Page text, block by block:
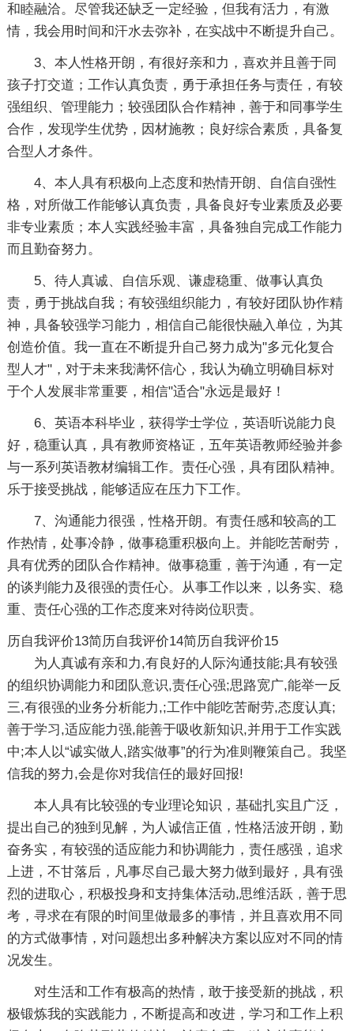
和睦融洽。尽管我还缺乏一定经验，但我有活力，有激
情，我会用时间和汗水去弥补，在实战中不断提升自己。
3、本人性格开朗，有很好亲和力，喜欢并且善于同
孩子打交道；工作认真负责，勇于承担任务与责任，有较
强组织、管理能力；较强团队合作精神，善于和同事学生
合作，发现学生优势，因材施教；良好综合素质，具备复
合型人才条件。
4、本人具有积极向上态度和热情开朗、自信自强性
格，对所做工作能够认真负责，具备良好专业素质及必要
非专业素质；本人实践经验丰富，具备独自完成工作能力
而且勤奋努力。
5、待人真诚、自信乐观、谦虚稳重、做事认真负
责，勇于挑战自我；有较强组织能力，有较好团队协作精
神，具备较强学习能力，相信自己能很快融入单位，为其
创造价值。我一直在不断提升自己努力成为"多元化复合
型人才"，对于未来我满怀信心，我认为确立明确目标对
于个人发展非常重要，相信"适合"永远是最好！
6、英语本科毕业，获得学士学位，英语听说能力良
好，稳重认真，具有教师资格证，五年英语教师经验并参
与一系列英语教材编辑工作。责任心强，具有团队精神。
乐于接受挑战，能够适应在压力下工作。
7、沟通能力很强，性格开朗。有责任感和较高的工
作热情，处事冷静，做事稳重积极向上。并能吃苦耐劳，
具有优秀的团队合作精神。做事稳重，善于沟通，有一定
的谈判能力及很强的责任心。从事工作以来，以务实、稳
重、责任心强的工作态度来对待岗位职责。
历自我评价13
为人真诚有亲和力,有良好的人际沟通技能;具有较强
的组织协调能力和团队意识,责任心强;思路宽广,能举一反
三,有很强的业务分析能力,;工作中能吃苦耐劳,态度认真;
善于学习,适应能力强,能善于吸收新知识,并用于工作实践
中;本人以“诚实做人,踏实做事”的行为准则鞭策自己。我坚
信我的努力,会是你对我信任的最好回报!
简历自我评价14
本人具有比较强的专业理论知识，基础扎实且广泛，
提出自己的独到见解，为人诚信正值，性格活波开朗，勤
奋务实，有较强的适应能力和协调能力，责任感强，追求
上进，不甘落后，凡事尽自己最大努力做到最好，具有强
烈的进取心，积极投身和支持集体活动,思维活跃，善于思
考，寻求在有限的时间里做最多的事情，并且喜欢用不同
的方式做事情，对问题想出多种解决方案以应对不同的情
况发生。
对生活和工作有极高的热情，敢于接受新的挑战，积
极锻炼我的实践能力，不断提高和改进，学习和工作上积
简历自我评价15